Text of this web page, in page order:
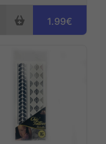
1.99€